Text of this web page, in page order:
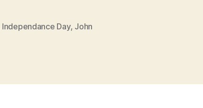
Independance Day, John